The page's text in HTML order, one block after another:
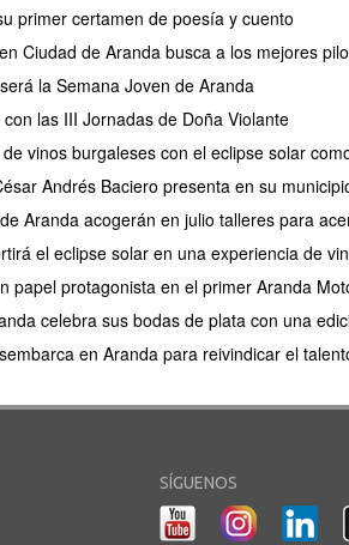
primer certamen de poesía y cuento
Ciudad de Aranda busca a los mejores
la Semana Joven de Aranda
las III Jornadas de Doña Violante
vinos burgaleses con el eclipse solar
Andrés Baciero presenta en su
Aranda acogerán en julio talleres para
el eclipse solar en una experiencia de
papel protagonista en el primer Aranda
celebra sus bodas de plata con una
en Aranda para reivindicar el
SÍGUENOS